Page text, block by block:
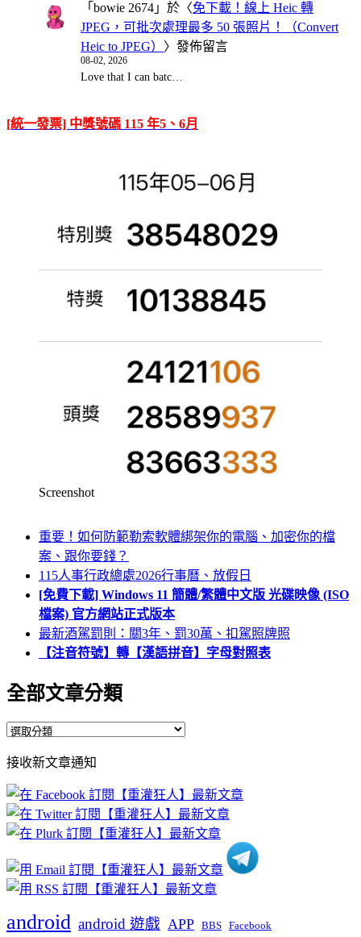
「 bowie 2674 」於〈免下載！線上 Heic 轉
JPEG，可批次處理最多 50 張照片！（Convert
Heic to JPEG） 〉發佈留言
08-02, 2026
Love that I can batc…
[統一發票] 中獎號碼 115 年5、6月
Screenshot
重要！如何防範勒索軟體綁架你的電腦、加密你的檔
案、跟你要錢？
115人事行政總處2026行事曆、放假日
[免費下載] Windows 11 簡體/繁體中文版 光碟映像 (ISO
檔案) 官方網站正式版本
最新酒駕罰則：關3年、罰30萬、扣駕照牌照
【注音符號】轉【漢語拼音】字母對照表
全部文章分類
全
文
章
分
類
接收新文章通知
android android 遊戲 APP BBS Facebook